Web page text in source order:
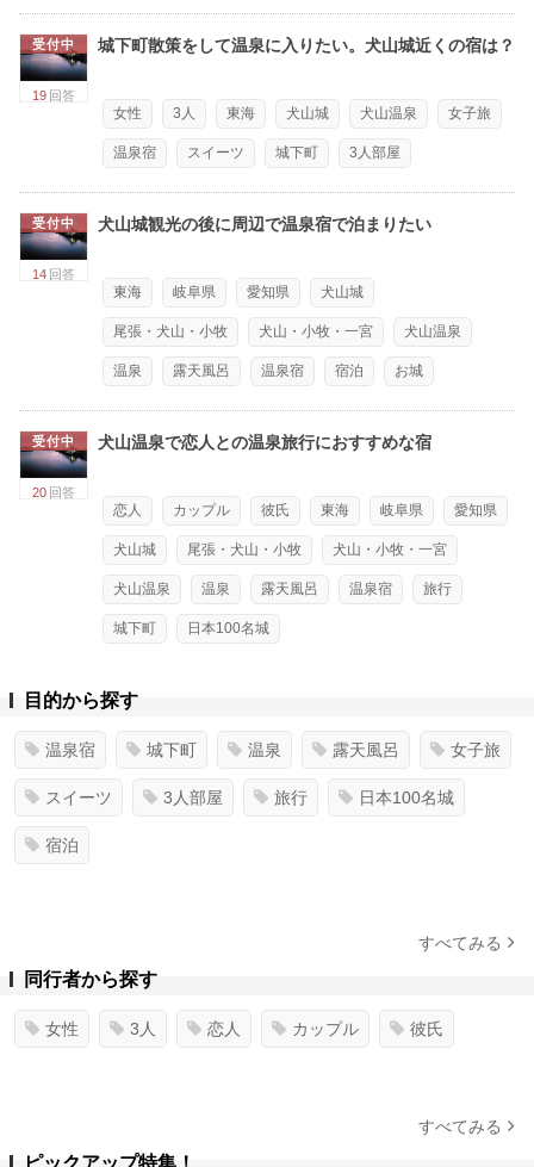
受付中
19 回答
城下町散策をして温泉に入りたい。犬山城近くの宿は？
女性 3人 東海 犬山城 犬山温泉 女子旅
温泉宿 スイーツ 城下町 3人部屋
受付中
14 回答
犬山城観光の後に周辺で温泉宿で泊まりたい
東海 岐阜県 愛知県 犬山城
尾張・犬山・小牧 犬山・小牧・一宮 犬山温泉
温泉 露天風呂 温泉宿 宿泊 お城
受付中
20 回答
犬山温泉で恋人との温泉旅行におすすめな宿
恋人 カップル 彼氏 東海 岐阜県 愛知県
犬山城 尾張・犬山・小牧 犬山・小牧・一宮
犬山温泉 温泉 露天風呂 温泉宿 旅行
城下町 日本100名城
目的から探す
温泉宿 城下町 温泉 露天風呂 女子旅
スイーツ 3人部屋 旅行 日本100名城
宿泊
すべてみる
同行者から探す
女性 3人 恋人 カップル 彼氏
すべてみる
ピックアップ特集！